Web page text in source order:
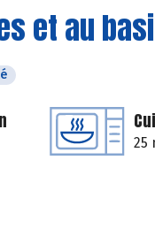
et au
25